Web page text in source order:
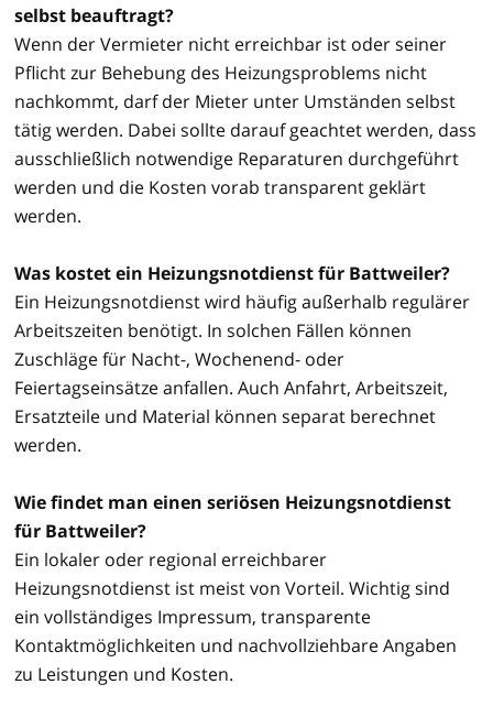
selbst beauftragt?
Wenn der Vermieter nicht erreichbar ist oder seiner
Pflicht zur Behebung des Heizungsproblems nicht
nachkommt, darf der Mieter unter Umständen selbst
tätig werden. Dabei sollte darauf geachtet werden, dass
ausschließlich notwendige Reparaturen durchgeführt
werden und die Kosten vorab transparent geklärt
werden.
Was kostet ein Heizungsnotdienst für Battweiler?
Ein Heizungsnotdienst wird häufig außerhalb regulärer
Arbeitszeiten benötigt. In solchen Fällen können
Zuschläge für Nacht-, Wochenend- oder
Feiertagseinsätze anfallen. Auch Anfahrt, Arbeitszeit,
Ersatzteile und Material können separat berechnet
werden.
Wie findet man einen seriösen Heizungsnotdienst
für Battweiler?
Ein lokaler oder regional erreichbarer
Heizungsnotdienst ist meist von Vorteil. Wichtig sind
ein vollständiges Impressum, transparente
Kontaktmöglichkeiten und nachvollziehbare Angaben
zu Leistungen und Kosten.